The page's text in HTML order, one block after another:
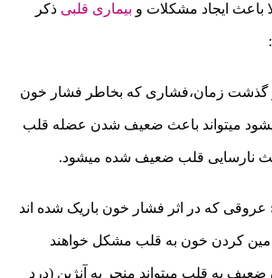
باعث ایجاد مشکلات و بیماری قلبی ذکر
گذشت زمان،فشاری که بخاطر فشار خون
میتواند باعث ضعیف شدن عضله قلب
نارسایی قلب ضعیف شده میشود.
عروقی که در اثر فشار خون باریک شده اند
کردن خون به قلب مشکل خواهند
به قلب میتواند منجر به آنژین (درد